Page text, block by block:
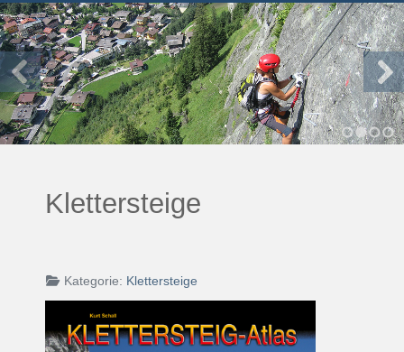
Klettersteige
Kategorie: Klettersteige